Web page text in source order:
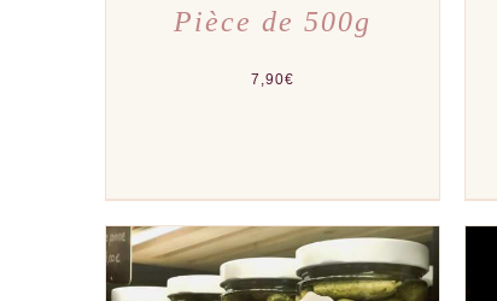
Pièce de 500g
7,90€